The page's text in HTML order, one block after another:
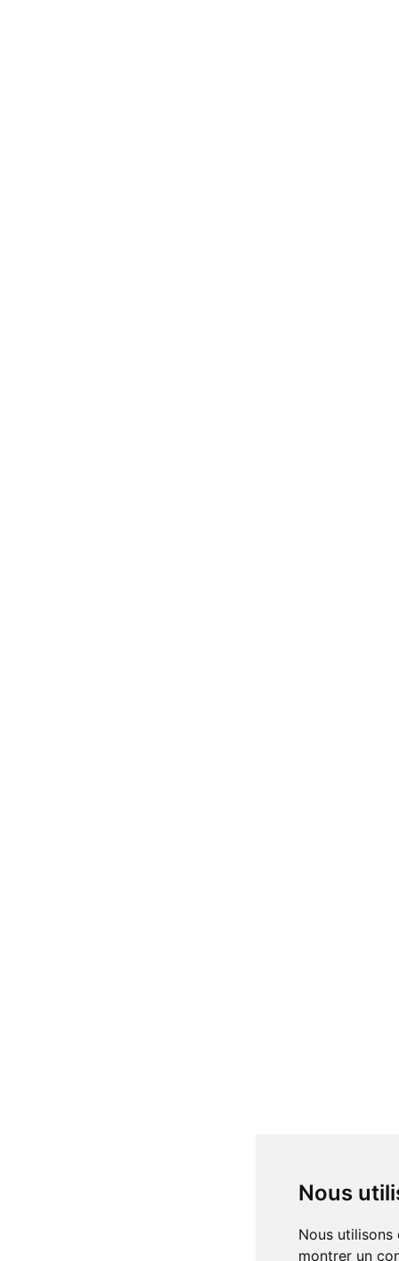
Nous
Nous utilisons des cookies et d'autres technologies de suivi pour améliorer votre expérience de navigation sur notre site, pour vous
montrer un